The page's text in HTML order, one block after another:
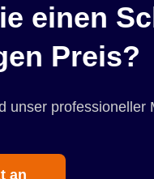
einen
Preis?
unser professioneller
an